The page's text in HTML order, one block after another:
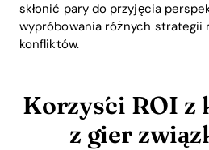
skłonić pary do przyjęcia
wypróbowania różnych strategii
konfliktów.
Korzyści ROI z
z gier